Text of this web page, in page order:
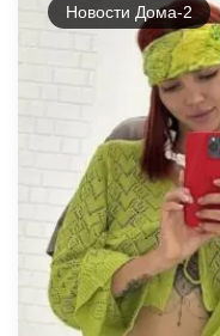
Новости Дома-2